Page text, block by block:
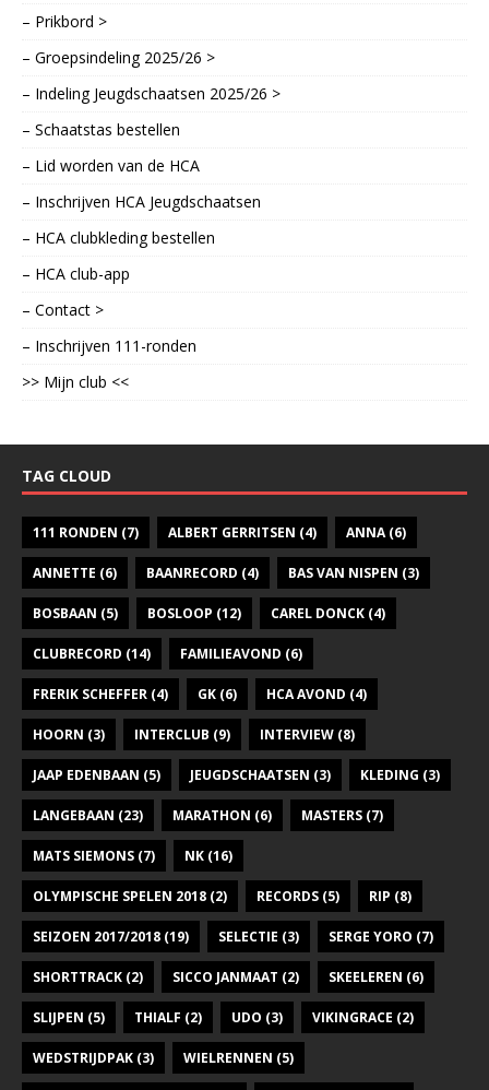
– Prikbord >
– Groepsindeling 2025/26 >
– Indeling Jeugdschaatsen 2025/26 >
– Schaatstas bestellen
– Lid worden van de HCA
– Inschrijven HCA Jeugdschaatsen
– HCA clubkleding bestellen
– HCA club-app
– Contact >
– Inschrijven 111-ronden
>> Mijn club <<
TAG CLOUD
111 RONDEN (7) ALBERT GERRITSEN (4) ANNA(6)
ANNETTE (6) BAANRECORD (4) BAS VAN NISPEN (3)
BOSBAAN (5) BOSLOOP (12) CAREL DONCK (4)
CLUBRECORD (14) FAMILIEAVOND (6)
FRERIK SCHEFFER (4) GK (6) HCA AVOND (4)
HOORN (3) INTERCLUB (9) INTERVIEW (8)
JAAP EDENBAAN (5) JEUGDSCHAATSEN (3) KLEDING (3)
LANGEBAAN (23) MARATHON (6) MASTERS (7)
MATS SIEMONS (7) NK (16)
OLYMPISCHE SPELEN 2018 (2) RECORDS (5) RIP (8)
SEIZOEN 2017/2018 (19) SELECTIE (3) SERGE YORO (7)
SHORTTRACK (2) SICCO JANMAAT (2) SKEELEREN (6)
SLIJPEN (5) THIALF (2) UDO (3) VIKINGRACE (2)
WEDSTRIJDPAK (3) WIELRENNEN (5)